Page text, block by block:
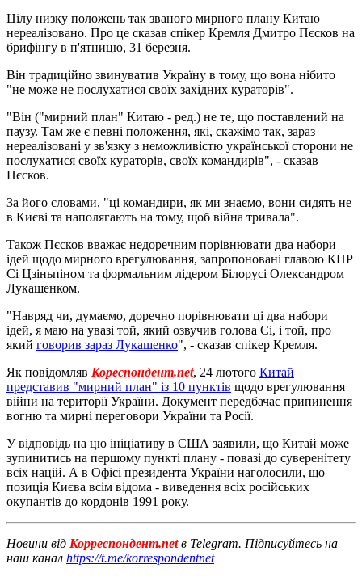
Цілу низку положень так званого мирного плану Китаю
нереалізовано. Про це сказав спікер Кремля Дмитро Пєсков на
брифінгу в п'ятницю, 31 березня.
Він традиційно звинуватив Україну в тому, що вона нібито
"не може не послухатися своїх західних кураторів".
"Він ("мирний план" Китаю - ред.) не те, що поставлений на
паузу. Там же є певні положення, які, скажімо так, зараз
нереалізовані у зв'язку з неможливістю української сторони не
послухатися своїх кураторів, своїх командирів", - сказав
Пєсков.
За його словами, "ці командири, як ми знаємо, вони сидять не
в Києві та наполягають на тому, щоб війна тривала".
Також Пєсков вважає недоречним порівнювати два набори
ідей щодо мирного врегулювання, запропоновані главою КНР
Сі Цзіньпіном та формальним лідером Білорусі Олександром
Лукашенком.
"Навряд чи, думаємо, доречно порівнювати ці два набори
ідей, я маю на увазі той, який озвучив голова Сі, і той, про
який говорив зараз Лукашенко", - сказав спікер Кремля.
Як повідомляв Кореспондент.net, 24 лютого Китай
представив "мирний план" із 10 пунктів щодо врегулювання
війни на території України. Документ передбачає припинення
вогню та мирні переговори України та Росії.
У відповідь на цю ініціативу в США заявили, що Китай може
зупинитись на першому пункті плану - повазі до суверенітету
всіх націй. А в Офісі президента України наголосили, що
позиція Києва всім відома - виведення всіх російських
окупантів до кордонів 1991 року.
Новини від Корреспондент.netв Telegram. Підписуйтесь на
наш канал https://t.me/korrespondentnet